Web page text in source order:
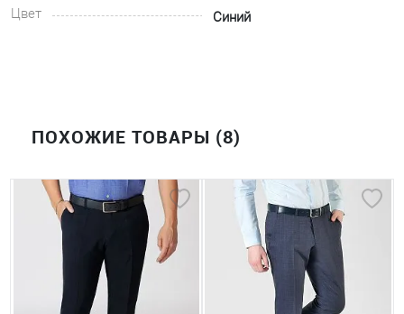
Цвет
Синий
ПОХОЖИЕ ТОВАРЫ (8)